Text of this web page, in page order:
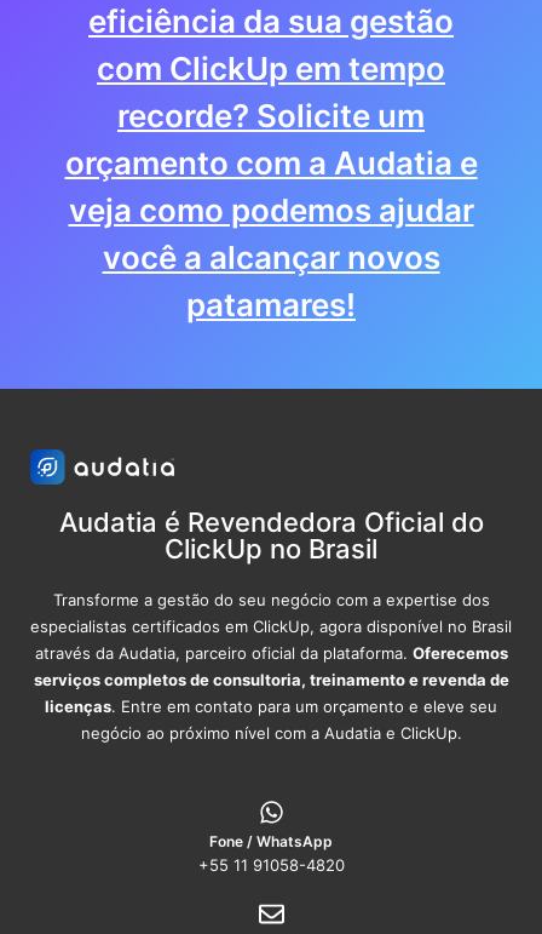
eficiência da sua gestão
com ClickUp em tempo
recorde? Solicite um
orçamento com a Audatia e
veja como podemos ajudar
você a alcançar novos
patamares!
Audatia é Revendedora Oficial do
ClickUp no Brasil
Transforme a gestão do seu negócio com a expertise dos
especialistas certificados em ClickUp, agora disponível no Brasil
através da Audatia, parceiro oficial da plataforma. Oferecemos
serviços completos de consultoria, treinamento e revenda de
licenças. Entre em contato para um orçamento e eleve seu
negócio ao próximo nível com a Audatia e ClickUp.
Fone / WhatsApp
+55 11 91058-4820